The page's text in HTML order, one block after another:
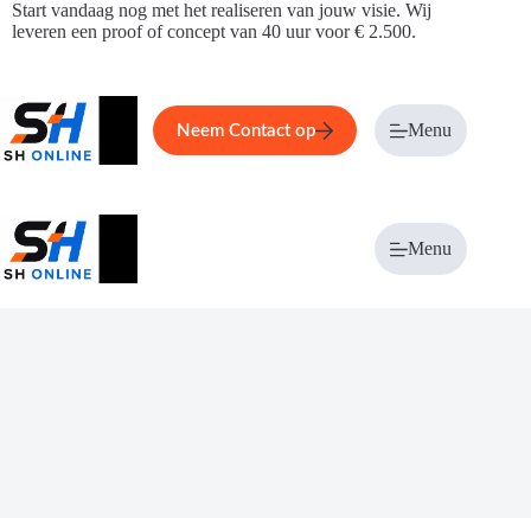
Ga
naar
Start vandaag nog met het realiseren van jouw visie. Wij
leveren een proof of concept van 40 uur voor € 2.500.
Home Service Over ons
Neem Contact op Menu
Menu